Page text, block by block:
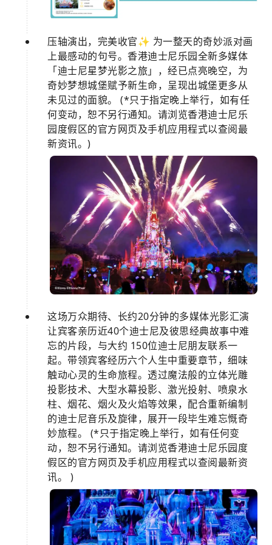
压轴演出，完美收官✨ 为一整天的奇妙派对画
上最感动的句号。香港迪士尼乐园全新多媒体
「迪士尼星梦光影之旅」，经已点亮晚空，为
奇妙梦想城堡赋予新生命，呈现出城堡更多从
未见过的面貌。 (*只于指定晚上举行，如有任
何变动，恕不另行通知。请浏览香港迪士尼乐
园度假区的官方网页及手机应用程式以查阅最
新资讯。)
这场万众期待、长约20分钟的多媒体光影汇演
让宾客亲历近40个迪士尼及彼思经典故事中难
忘的片段，与大约 150位迪士尼朋友联系一
起。带领宾客经历六个人生中重要章节，细味
触动心灵的生命旅程。透过魔法般的立体光雕
投影技术、大型水幕投影、激光投射、喷泉水
柱、烟花、烟火及火焰等效果，配合重新编制
的迪士尼音乐及旋律，展开一段毕生难忘慨奇
妙旅程。 (*只于指定晚上举行，如有任何变
动，恕不另行通知。请浏览香港迪士尼乐园度
假区的官方网页及手机应用程式以查阅最新资
讯。 )